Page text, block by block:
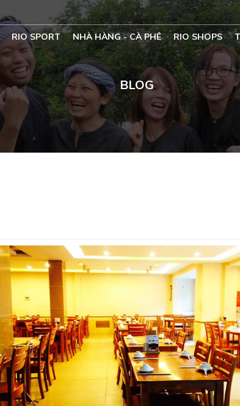
RIO SPORT NHÀ HÀNG - CÀ PHÊ RIO SHOPS
BLOG